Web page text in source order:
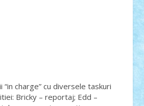
“in charge” cu diversele taskuri
Bricky – reportaj; Edd –